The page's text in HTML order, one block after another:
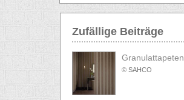
Zufällige Beiträge
Granulattapeten
© SAHCO